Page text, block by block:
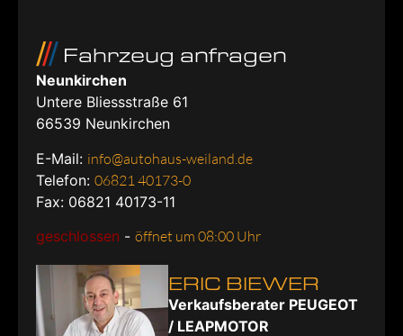
Fahrzeug anfragen
Neunkirchen
Untere Bliessstraße 61
66539 Neunkirchen
E-Mail: info@autohaus-weiland.de
Telefon: 06821 40173-0
Fax: 06821 40173-11
geschlossen - öffnet um 08:00 Uhr
ERIC BIEWER
Verkaufsberater PEUGEOT
/ LEAPMOTOR